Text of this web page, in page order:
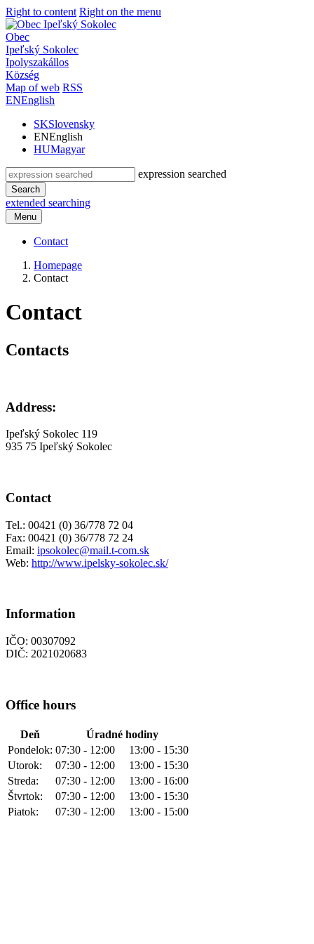
Right to content Right on the menu
Obec
Ipeľský Sokolec
Ipolyszakállos
Község
Map of web RSS
ENEnglish
SKSlovensky
ENEnglish
HUMagyar
expression searched
Search
extended searching
Menu
Contact
Homepage
Contact
Contact
Contacts
Address:
Ipeľský Sokolec 119
935 75 Ipeľský Sokolec
Contact
Tel.: 00421 (0) 36/778 72 04
Fax: 00421 (0) 36/778 72 24
Email: ipsokolec@mail.t-com.sk
Web: http://www.ipelsky-sokolec.sk/
Information
IČO: 00307092
DIČ: 2021020683
Office hours
Deň
Úradné hodiny
Pondelok: 07:30 - 12:00 13:00 - 15:30
Utorok:
07:30 - 12:00 13:00 - 15:30
Streda:
07:30 - 12:00 13:00 - 16:00
Štvrtok:
07:30 - 12:00 13:00 - 15:30
Piatok:
07:30 - 12:00 13:00 - 15:00